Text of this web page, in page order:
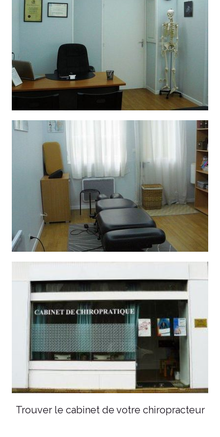
Trouver le cabinet de votre chiropracteur